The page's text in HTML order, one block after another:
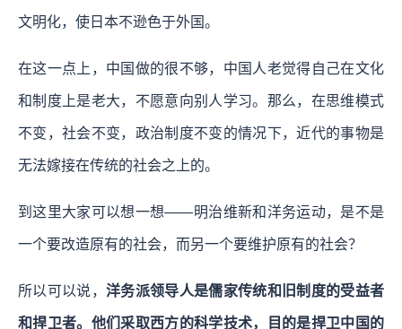
文明化，使日本不逊色于外国。
在这一点上，中国做的很不够，中国人老觉得自己在文化
和制度上是老大，不愿意向别人学习。那么，在思维模式
不变，社会不变，政治制度不变的情况下，近代的事物是
无法嫁接在传统的社会之上的。
到这里大家可以想一想——明治维新和洋务运动，是不是
一个要改造原有的社会，而另一个要维护原有的社会？
所以可以说， 洋务派领导人是儒家传统和旧制度的受益者
和捍卫者。他们采取西方的科学技术，目的是捍卫中国的